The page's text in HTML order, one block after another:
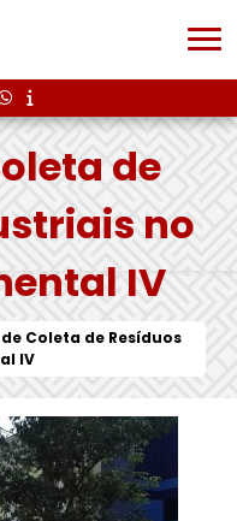
de
no
IV
Coleta de Resíduos
IV